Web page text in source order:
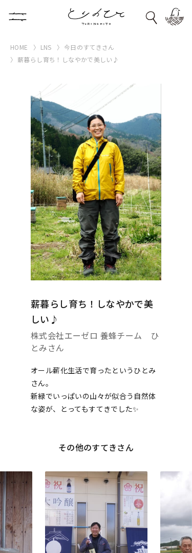
HOME LNS
今日のすてきさん
薪暮らし育ち！しなやかで美しい♪
薪暮らし育ち！しなやかで美
しい♪
株式会社エーゼロ 養蜂チーム ひ
とみさん
オール薪化生活で育ったというひとみ
さん。
新緑でいっぱいの山々が似合う自然体
な姿が、とってもすてきでした✨
その他のすてきさん